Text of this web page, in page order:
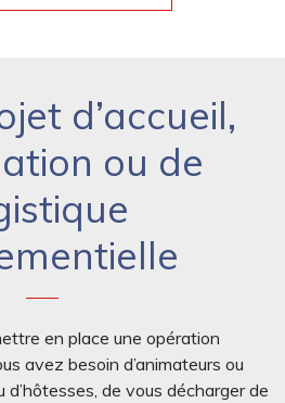
d’accueil,
ou de
en place une opération
avez besoin d’animateurs ou
d’hôtesses, de vous décharger de